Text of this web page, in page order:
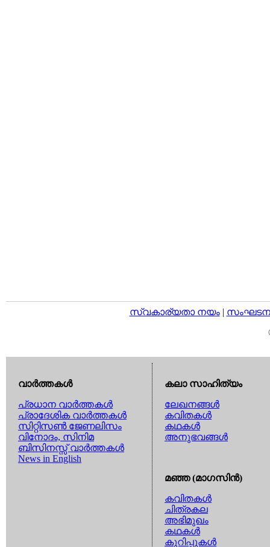
സ്വകാര്യതാ നയം|
വാര്‍ത്തകള്‍
പ്രധാന വാര്‍ത്തകള്‍
പ്രാദേശിക വാര്‍ത്തകള്‍
സിറ്റിസണ്‍ ജേണലിസം
വിനോദം, സിനിമ
ബിസിനസ്സ് വാര്‍ത്തകള്‍
News in English
കലാ സാഹിത്യം
ലേഖനങ്ങള്‍
കവിതകള്‍
കഥകള്‍
അനുഭവങ്ങള്‍
മഞ്ഞ (മാഗസിന്‍)
കവിതകള്‍
ചിത്രകല
അഭിമുഖം
കഥകള്‍
കുറിപ്പുകള്‍